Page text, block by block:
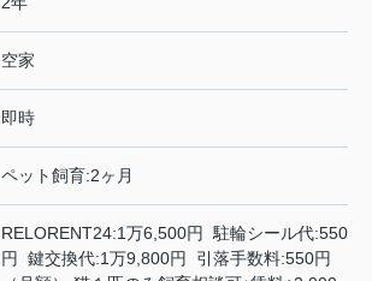
空家
即時
ペット飼育:2ヶ月
RELORENT24:1万6,500円 駐輪シール代:550
円 鍵交換代:1万9,800円 引落手数料:550円